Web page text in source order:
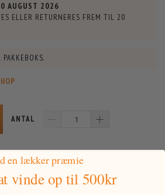
AUGUST 2026
ELLER RETURNERES FREM TIL 20
PAKKEBOKS.
ANTAL
med motiv af Kronhjort. Indeholder
en lækker præmie
vindeop til 500kr